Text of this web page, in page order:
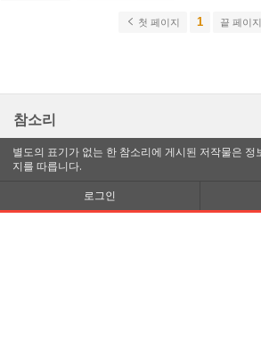
첫 페이지 1 끝 페이지
참소리
별도의 표기가 없는 한 참소리에 게시된 저작물은
지를 따릅니다.
로그인